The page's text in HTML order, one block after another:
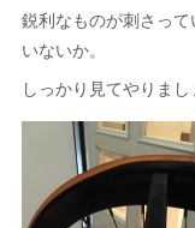
鋭利なものが刺さっ
いないか。
しっかり見てやりまし